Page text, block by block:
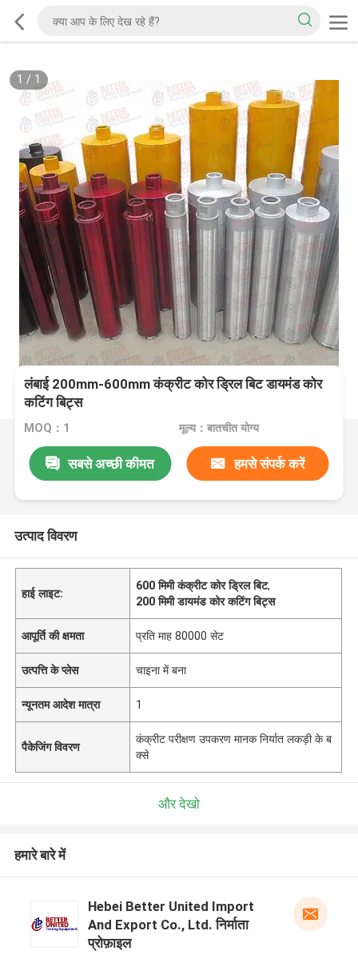
1 / 1
लंबाई 200mm-600mm कंक्रीट कोर ड्रिल बिट डायमंड कोर
कटिंग बिट्स
MOQ：1 मूल्य：बातचीत योग्य
सबसे अच्छी कीमत हमसे संपर्क करें
उत्पाद विवरण
हाई लाइट:
600 मिमी कंक्रीट कोर ड्रिल बिट,
200 मिमी डायमंड कोर कटिंग बिट्स
आपूर्ति की क्षमता प्रति माह 80000 सेट
उत्पत्ति के प्लेस चाइना में बना
न्यूनतम आदेश मात्रा 1
पैकेजिंग विवरण
कंक्रीट परीक्षण उपकरण मानक निर्यात लकड़ी के ब
क्से
और देखो
हमारे बारे में
Hebei Better United Import
And Export Co., Ltd. निर्माता
प्रोफ़ाइल